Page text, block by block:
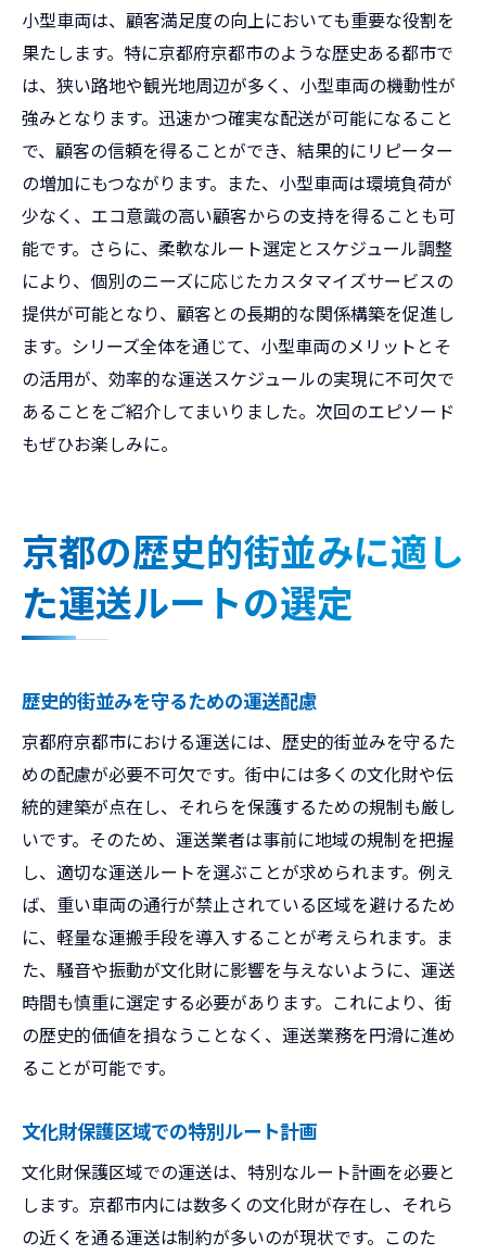
小型車両は、顧客満足度の向上においても重要な役割を
果たします。特に京都府京都市のような歴史ある都市で
は、狭い路地や観光地周辺が多く、小型車両の機動性が
強みとなります。迅速かつ確実な配送が可能になること
で、顧客の信頼を得ることができ、結果的にリピーター
の増加にもつながります。また、小型車両は環境負荷が
少なく、エコ意識の高い顧客からの支持を得ることも可
能です。さらに、柔軟なルート選定とスケジュール調整
により、個別のニーズに応じたカスタマイズサービスの
提供が可能となり、顧客との長期的な関係構築を促進し
ます。シリーズ全体を通じて、小型車両のメリットとそ
の活用が、効率的な運送スケジュールの実現に不可欠で
あることをご紹介してまいりました。次回のエピソード
もぜひお楽しみに。
京都の歴史的街並みに適し
た運送ルートの選定
歴史的街並みを守るための運送配慮
京都府京都市における運送には、歴史的街並みを守るた
めの配慮が必要不可欠です。街中には多くの文化財や伝
統的建築が点在し、それらを保護するための規制も厳し
いです。そのため、運送業者は事前に地域の規制を把握
し、適切な運送ルートを選ぶことが求められます。例え
ば、重い車両の通行が禁止されている区域を避けるため
に、軽量な運搬手段を導入することが考えられます。ま
た、騒音や振動が文化財に影響を与えないように、運送
時間も慎重に選定する必要があります。これにより、街
の歴史的価値を損なうことなく、運送業務を円滑に進め
ることが可能です。
文化財保護区域での特別ルート計画
文化財保護区域での運送は、特別なルート計画を必要と
します。京都市内には数多くの文化財が存在し、それら
の近くを通る運送は制約が多いのが現状です。このた